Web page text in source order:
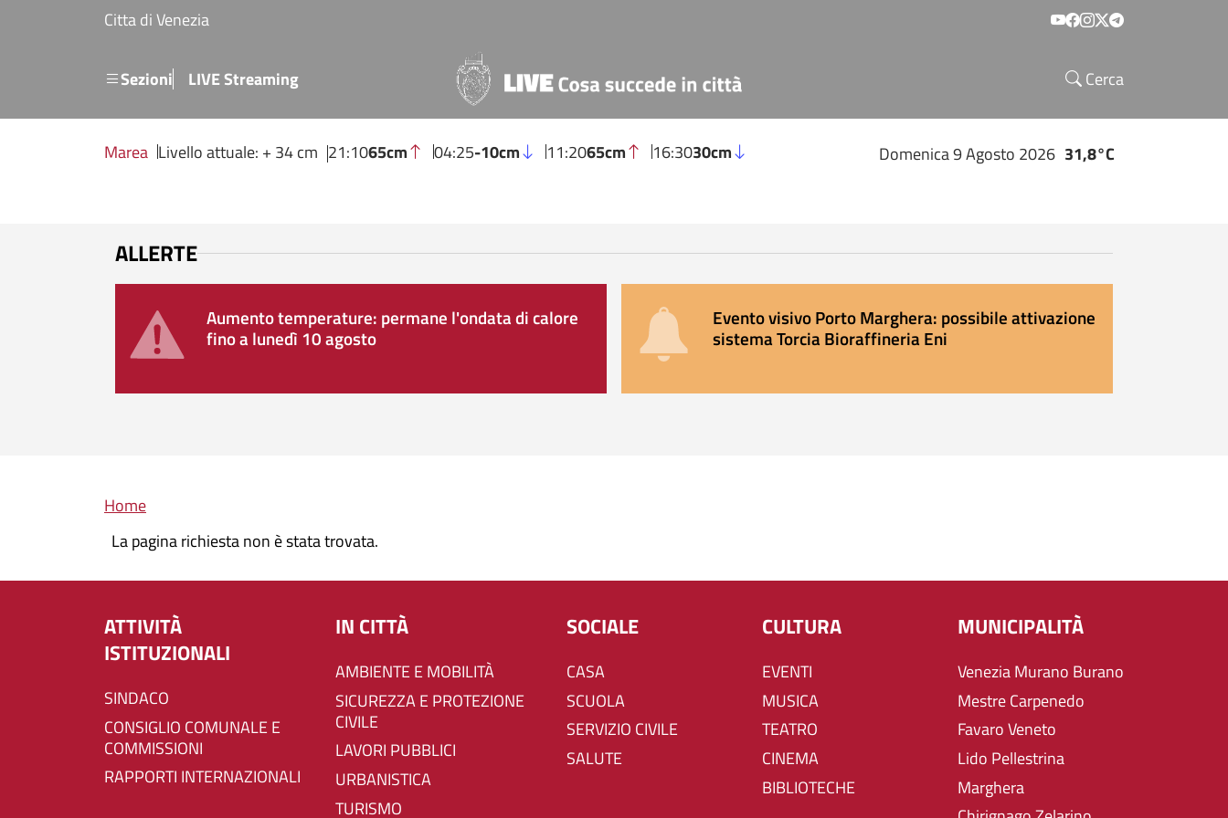
Salta al contenuto principale
Citta di Venezia Social menu
SezioniMenu secondario
LIVE Streaming Cerca
Marea Livello attuale: + 34 cm 21:1065cm 04:25-10cm 11:2065cm 16:3030cm Domenica 9 Agosto 2026 31,8°C
ALLERTE
Aumento temperature: permane l'ondata di calore
fino a lunedì 10 agosto
Evento visivo Porto Marghera: possibile attivazione
sistema Torcia Bioraffineria Eni
Briciole di pane
Home
La pagina richiesta non è stata trovata.
ATTIVITÀ
ISTITUZIONALI
SINDACO
CONSIGLIO COMUNALE E
COMMISSIONI
RAPPORTI INTERNAZIONALI
IN CITTÀ
AMBIENTE E MOBILITÀ
SICUREZZA E PROTEZIONE
CIVILE
LAVORI PUBBLICI
URBANISTICA
TURISMO
SOCIALE
CASA
SCUOLA
SERVIZIO CIVILE
SALUTE
CULTURA
EVENTI
MUSICA
TEATRO
CINEMA
BIBLIOTECHE
MUNICIPALITÀ
Venezia Murano Burano
Mestre Carpenedo
Favaro Veneto
Lido Pellestrina
Marghera